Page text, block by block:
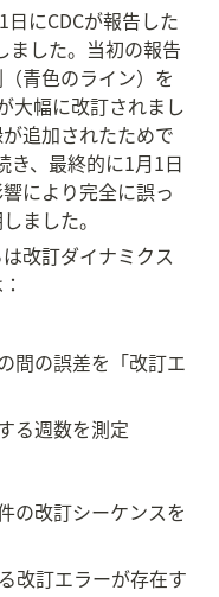
にCDCが報告した
ました。当初の報告
青色のライン）を
大幅に改訂されまし
追加されたためで
き、最終的に1月1日
により完全に誤っ
ました。
改訂ダイナミクス
間の誤差を「改訂エ
る週数を測定
の改訂シーケンスを
改訂エラーが存在す